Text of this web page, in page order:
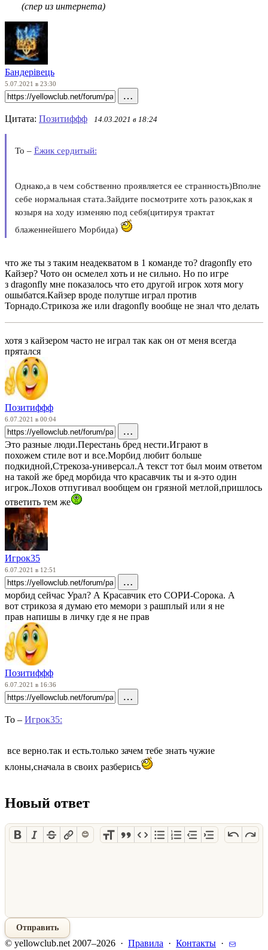
(спер из интернета)
Бандерівець
5.07.2021 в 23:30
…
Цитата: Позитиффф 14.03.2021 в 18:24
To – Ёжик сердитый:
Однако,а в чем собственно проявляется ее странность)Вполне
себе нормальная стата.Зайдите посмотрите хоть разок,как я
козыря на ходу изменяю под себя(цитируя трактат
блаженнейшего Морбида)
что же ты з таким неадекватом в 1 команде то? dragonfly ето
Кайзер? Чото он осмелел хоть и не сильно. Но по игре
з dragonfly мне показалось что ето другой игрок хотя могу
ошыбатся.Кайзер вроде полутше играл против
Торнадо.Стрикоза же или dragonfly вообще не знал что делать
хотя з кайзером часто не играл так как он от меня всегда
прятался
Позитиффф
6.07.2021 в 00:04
…
Это разные люди.Перестань бред нести.Играют в
похожем стиле вот и все.Морбид любит больше
подкидной,Стрекоза-универсал.А текст тот был моим ответом
на такой же бред морбида что красавчик ты и я-это один
игрок.Лохов отпугивал вообщем он грязной метлой,пришлось
ответить тем же
Игрок35
6.07.2021 в 12:51
…
морбид сейчас Урал? А Красавчик ето СОРИ-Сорока. А
вот стрикоза я думаю ето мемори з рашплый или я не
прав напишы в личку где я не прав
Позитиффф
6.07.2021 в 16:36
…
To – Игрок35:
все верно.так и есть.только зачем тебе знать чужие
клоны,сначала в своих разберись
Новый ответ
😊
Отправить
© yellowclub.net 2007–2026 · Правила · Контакты ·